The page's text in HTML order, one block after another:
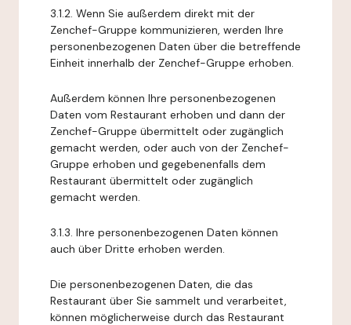
3.1.2. Wenn Sie außerdem direkt mit der
Zenchef-Gruppe kommunizieren, werden Ihre
personenbezogenen Daten über die betreffende
Einheit innerhalb der Zenchef-Gruppe erhoben.
Außerdem können Ihre personenbezogenen
Daten vom Restaurant erhoben und dann der
Zenchef-Gruppe übermittelt oder zugänglich
gemacht werden, oder auch von der Zenchef-
Gruppe erhoben und gegebenenfalls dem
Restaurant übermittelt oder zugänglich
gemacht werden.
3.1.3. Ihre personenbezogenen Daten können
auch über Dritte erhoben werden.
Die personenbezogenen Daten, die das
Restaurant über Sie sammelt und verarbeitet,
können möglicherweise durch das Restaurant